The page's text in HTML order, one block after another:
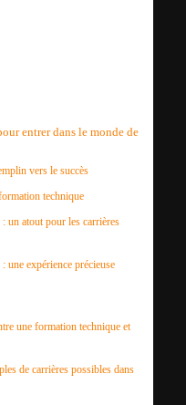
entrer dans le monde de
vers le succès
technique
un atout pour les carrières
une expérience précieuse
une formation technique et
de carrières possibles dans